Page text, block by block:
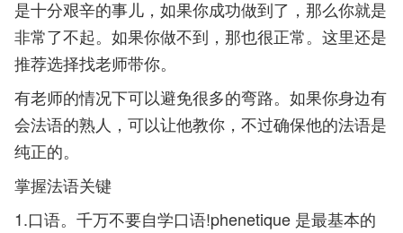
是十分艰辛的事儿，如果你成功做到了，那么你就是
非常了不起。如果你做不到，那也很正常。这里还是
推荐选择找老师带你。
有老师的情况下可以避免很多的弯路。如果你身边有
会法语的熟人，可以让他教你，不过确保他的法语是
纯正的。
掌握法语关键
1.口语。千万不要自学口语!phenetique 是最基本的